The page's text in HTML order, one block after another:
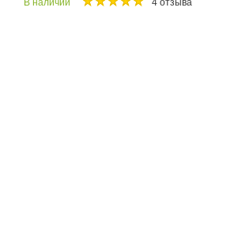
В наличии 4 отзыва